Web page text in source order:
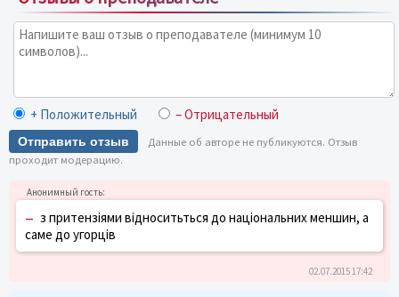
+ Положительный – Отрицательный
Отправить отзыв
Данные об авторе не публикуются. Отзыв
проходит модерацию.
– з притензіями відноситьться до національних меншин, а
саме до угорців
02.07.2015 17:42